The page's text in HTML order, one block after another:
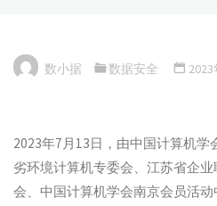
数小据 数据安全
2023年7月13日，由中国计算机
劣环境计算机专委会、江苏省企
会、中国计算机学会南京会员活